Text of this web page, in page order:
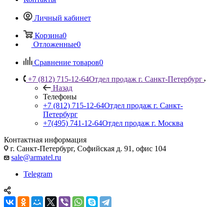
Личный кабинет
Корзина0
Отложенные0
Сравнение товаров0
+7 (812) 715-12-64Отдел продаж г. Санкт-Петербург
Назад
Телефоны
+7 (812) 715-12-64Отдел продаж г. Санкт-
Петербург
+7(495) 741-12-64Отдел продаж г. Москва
Контактная информация
г. Санкт-Петербург, Софийская д. 91, офис 104
sale@armatel.ru
Telegram